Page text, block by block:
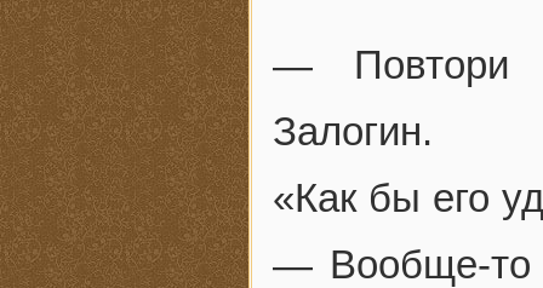
— Повтори
Залогин.
«Как бы его
— Вообще-то